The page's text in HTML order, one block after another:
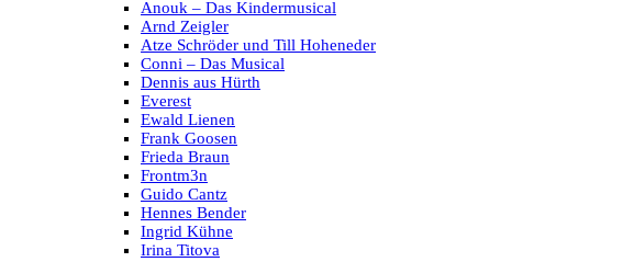
Anouk – Das Kindermusical
Arnd Zeigler
Atze Schröder und Till Hoheneder
Conni – Das Musical
Dennis aus Hürth
Everest
Ewald Lienen
Frank Goosen
Frieda Braun
Frontm3n
Guido Cantz
Hennes Bender
Ingrid Kühne
Irina Titova